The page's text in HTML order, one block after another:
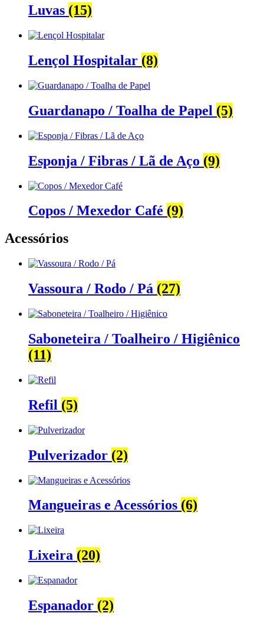
Luvas (15)
Lençol Hospitalar (8)
Guardanapo / Toalha de Papel (5)
Esponja / Fibras / Lã de Aço (9)
Copos / Mexedor Café (9)
Acessórios
Vassoura / Rodo / Pá (27)
Saboneteira / Toalheiro / Higiênico
(11)
Refil (5)
Pulverizador (2)
Mangueiras e Acessórios (6)
Lixeira (20)
Espanador (2)